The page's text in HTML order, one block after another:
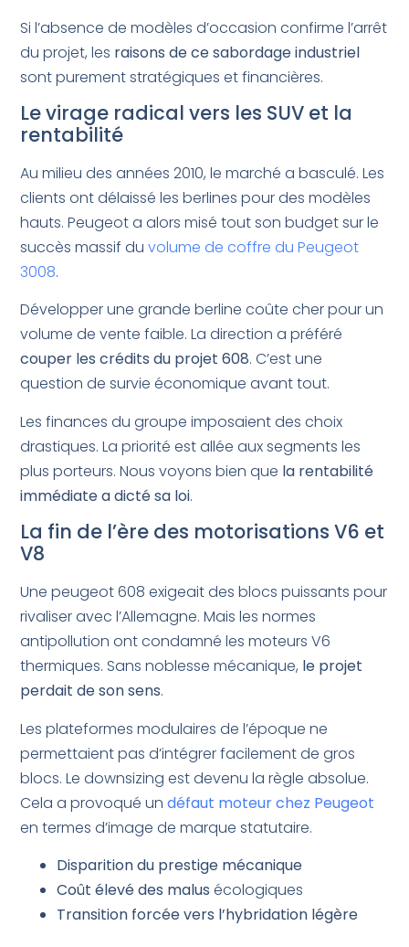
Si l’absence de modèles d’occasion confirme l’arrêt
du projet, les raisons de ce sabordage industriel
sont purement stratégiques et financières.
Le virage radical vers les SUV et la
rentabilité
Au milieu des années 2010, le marché a basculé. Les
clients ont délaissé les berlines pour des modèles
hauts. Peugeot a alors misé tout son budget sur le
succès massif duvolume de coffre du Peugeot
3008.
Développer une grande berline coûte cher pour un
volume de vente faible. La direction a préféré
couper les crédits du projet 608. C’est une
question de survie économique avant tout.
Les finances du groupe imposaient des choix
drastiques. La priorité est allée aux segments les
plus porteurs. Nous voyons bien que la rentabilité
immédiate a dicté sa loi.
La fin de l’ère des motorisations V6 et
V8
Une peugeot 608 exigeait des blocs puissants pour
rivaliser avec l’Allemagne. Mais les normes
antipollution ont condamné les moteurs V6
thermiques. Sans noblesse mécanique, le projet
perdait de son sens.
Les plateformes modulaires de l’époque ne
permettaient pas d’intégrer facilement de gros
blocs. Le downsizing est devenu la règle absolue.
Cela a provoqué undéfaut moteur chez Peugeot
en termes d’image de marque statutaire.
Disparition du prestige mécanique
Coût élevé des malus écologiques
Transition forcée vers l’hybridation légère